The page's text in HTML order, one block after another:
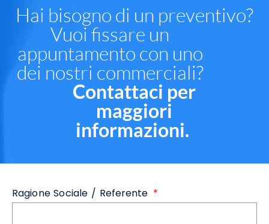
Hai bisogno di un preventivo?
Vuoi fissare un
appuntamento con uno
dei nostri commerciali?
Contattaci per
maggiori
informazioni.
Ragione Sociale / Referente